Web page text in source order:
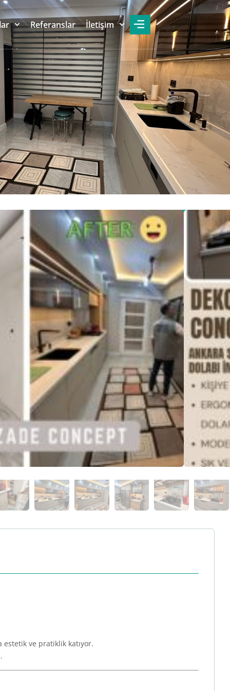
Referanslar İletişim
ücretsiz projelendirme ve
hizmetimizden yararlanmak ve
sorularınız için lütfen bizi
Whatsapp Hemen
Arayın
estetik ve pratiklik katıyor.